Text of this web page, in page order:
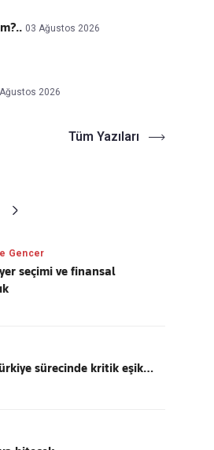
03 Ağustos 2026
2026
Tüm Yazıları
Gencer
seçimi ve finansal
sürecinde kritik eşik…